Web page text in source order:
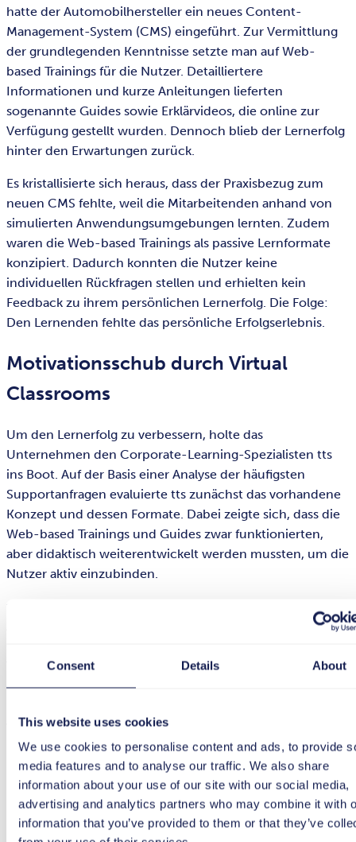
Consent Details About
This website uses cookies
We use cookies to personalise content and ads, to provide
media features and to analyse our traffic. We also share
information about your use of our site with our social media,
advertising and analytics partners who may combine it with
information that you’ve provided to them or that they’ve
hatte der Automobilhersteller ein neues Content-
Management-System (CMS) eingeführt. Zur Vermittlung
der grundlegenden Kenntnisse setzte man auf Web-
based Trainings für die Nutzer. Detailliertere
Informationen und kurze Anleitungen lieferten
sogenannte Guides sowie Erklärvideos, die online zur
Verfügung gestellt wurden. Dennoch blieb der Lernerfolg
hinter den Erwartungen zurück.
Es kristallisierte sich heraus, dass der Praxisbezug zum
neuen CMS fehlte, weil die Mitarbeitenden anhand von
simulierten Anwendungsumgebungen lernten. Zudem
waren die Web-based Trainings als passive Lernformate
konzipiert. Dadurch konnten die Nutzer keine
individuellen Rückfragen stellen und erhielten kein
Feedback zu ihrem persönlichen Lernerfolg. Die Folge:
Den Lernenden fehlte das persönliche Erfolgserlebnis.
Motivationsschub durch Virtual
Classrooms
Um den Lernerfolg zu verbessern, holte das
Unternehmen den Corporate-Learning-Spezialisten tts
ins Boot. Auf der Basis einer Analyse der häufigsten
Supportanfragen evaluierte tts zunächst das vorhandene
Konzept und dessen Formate. Dabei zeigte sich, dass die
Web-based Trainings und Guides zwar funktionierten,
aber didaktisch weiterentwickelt werden mussten, um die
Nutzer aktiv einzubinden.
Teilnehmenden wie in einem echten Klassenzimmer
direkt mit dem Trainer oder miteinander kommunizieren
virtuelle Klassenzimmer leitete tts in enger Abstimmung
mit dem Kunden aus den Supportanfragen ab, die einen
klaren Hinweis auf die größten Wissenslücken lieferten.
Individuelle Betreuung sorgt für
schnelle Lernerfolge